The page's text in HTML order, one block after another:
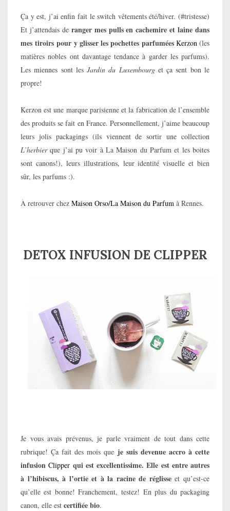
Ça y est, j’ai enfin fait le switch vêtements été/hiver. (#tristesse)
Et j’attendais de ranger mes pulls en cachemire et laine dans
mes tiroirs pour y glisser les pochettes parfumées Kerzon (les
matières nobles ont davantage tendance à garder les parfums).
Les miennes sont lesJardin du Luxembourget ça sent bon le
propre!
Kerzon est une marque parisienne et la fabrication de l’ensemble
des produits se fait en France. Personnellement, j’aime beaucoup
leurs jolis packagings (ils viennent de sortir une collection
L’herbierque j’ai pu voir à La Maison du Parfum et les boites
sont canons!), leurs illustrations, leur identité visuelle et bien
sûr, les parfums :).
À retrouver chez Maison Orso/La Maison du Parfum à Rennes.
DETOX INFUSION DE CLIPPER
Je vous avais prévenus, je parle vraiment de tout dans cette
rubrique! Ça fait des mois que je suis devenue accro à cette
infusionClipper qui est excellentissime. Elle est entre autres
à l’hibiscus, à l’ortie et à la racine de réglisseet qu’est-ce
qu’elle est bonne! Franchement, testez! En plus du packaging
canon, elle est certifiée bio.